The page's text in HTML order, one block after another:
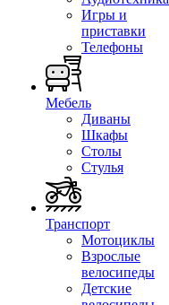
Игры и
приставки
Телефоны
Мебель
Диваны
Шкафы
Столы
Стулья
Транспорт
Мотоциклы
Взрослые
велосипеды
Детские